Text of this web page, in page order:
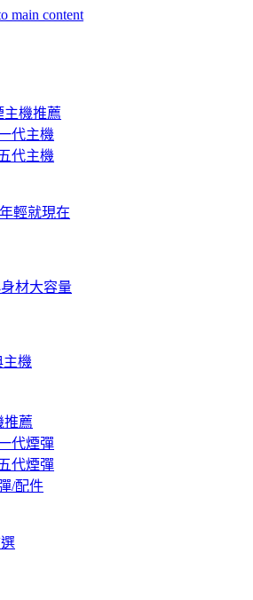
main content
主機推薦
代主機
代主機
輕就現在
材大容量
主機
推薦
代煙彈
代煙彈
/配件